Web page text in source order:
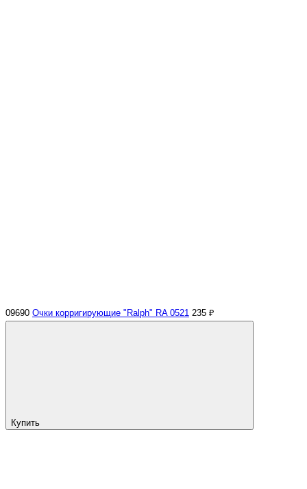
09690 Очки корригирующие "Ralph" RA 0521 235 ₽
Купить